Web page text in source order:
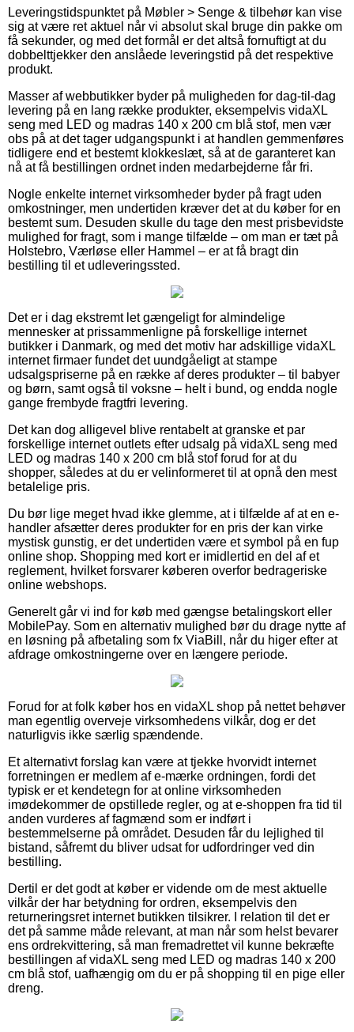
Leveringstidspunktet på Møbler > Senge & tilbehør kan vise
sig at være ret aktuel når vi absolut skal bruge din pakke om
få sekunder, og med det formål er det altså fornuftigt at du
dobbelttjekker den anslåede leveringstid på det respektive
produkt.
Masser af webbutikker byder på muligheden for dag-til-dag
levering på en lang række produkter, eksempelvis vidaXL
seng med LED og madras 140 x 200 cm blå stof, men vær
obs på at det tager udgangspunkt i at handlen gemmenføres
tidligere end et bestemt klokkeslæt, så at de garanteret kan
nå at få bestillingen ordnet inden medarbejderne får fri.
Nogle enkelte internet virksomheder byder på fragt uden
omkostninger, men undertiden kræver det at du køber for en
bestemt sum. Desuden skulle du tage den mest prisbevidste
mulighed for fragt, som i mange tilfælde – om man er tæt på
Holstebro, Værløse eller Hammel – er at få bragt din
bestilling til et udleveringssted.
Det er i dag ekstremt let gængeligt for almindelige
mennesker at prissammenligne på forskellige internet
butikker i Danmark, og med det motiv har adskillige vidaXL
internet firmaer fundet det uundgåeligt at stampe
udsalgspriserne på en række af deres produkter – til babyer
og børn, samt også til voksne – helt i bund, og endda nogle
gange frembyde fragtfri levering.
Det kan dog alligevel blive rentabelt at granske et par
forskellige internet outlets efter udsalg på vidaXL seng med
LED og madras 140 x 200 cm blå stof forud for at du
shopper, således at du er velinformeret til at opnå den mest
betalelige pris.
Du bør lige meget hvad ikke glemme, at i tilfælde af at en e-
handler afsætter deres produkter for en pris der kan virke
mystisk gunstig, er det undertiden være et symbol på en fup
online shop. Shopping med kort er imidlertid en del af et
reglement, hvilket forsvarer køberen overfor bedrageriske
online webshops.
Generelt går vi ind for køb med gængse betalingskort eller
MobilePay. Som en alternativ mulighed bør du drage nytte af
en løsning på afbetaling som fx ViaBill, når du higer efter at
afdrage omkostningerne over en længere periode.
Forud for at folk køber hos en vidaXL shop på nettet behøver
man egentlig overveje virksomhedens vilkår, dog er det
naturligvis ikke særlig spændende.
Et alternativt forslag kan være at tjekke hvorvidt internet
forretningen er medlem af e-mærke ordningen, fordi det
typisk er et kendetegn for at online virksomheden
imødekommer de opstillede regler, og at e-shoppen fra tid til
anden vurderes af fagmænd som er indført i
bestemmelserne på området. Desuden får du lejlighed til
bistand, såfremt du bliver udsat for udfordringer ved din
bestilling.
Dertil er det godt at køber er vidende om de mest aktuelle
vilkår der har betydning for ordren, eksempelvis den
returneringsret internet butikken tilsikrer. I relation til det er
det på samme måde relevant, at man når som helst bevarer
ens ordrekvittering, så man fremadrettet vil kunne bekræfte
bestillingen af vidaXL seng med LED og madras 140 x 200
cm blå stof, uafhængig om du er på shopping til en pige eller
dreng.